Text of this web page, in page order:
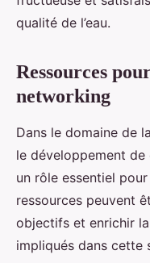
qualité de l’eau.
Ressources
networking
Dans le domaine de la
le développement
un rôle essentiel
ressources peuvent
objectifs et enrichir
impliqués dans cette